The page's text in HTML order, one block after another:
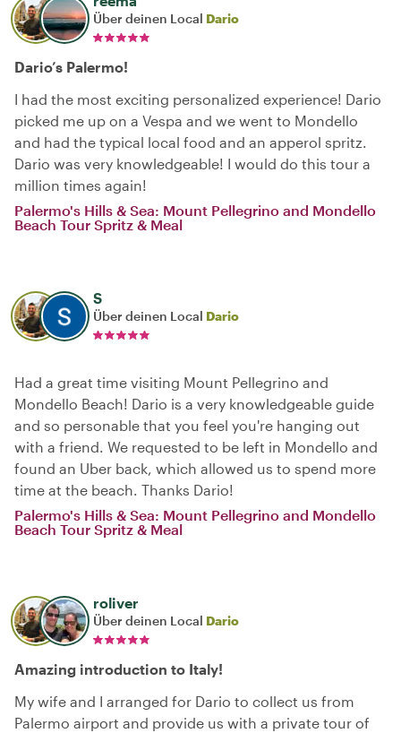
Über deinen Local Dario
Dario’s Palermo!
I had the most exciting personalized experience! Dario
picked me up on a Vespa and we went to Mondello
and had the typical local food and an apperol spritz.
Dario was very knowledgeable! I would do this tour a
million times again!
Palermo's Hills & Sea: Mount Pellegrino and Mondello
Beach Tour Spritz & Meal
S
Über deinen Local Dario
Had a great time visiting Mount Pellegrino and
Mondello Beach! Dario is a very knowledgeable guide
and so personable that you feel you're hanging out
with a friend. We requested to be left in Mondello and
found an Uber back, which allowed us to spend more
time at the beach. Thanks Dario!
Palermo's Hills & Sea: Mount Pellegrino and Mondello
Beach Tour Spritz & Meal
roliver
Über deinen Local Dario
Amazing introduction to Italy!
My wife and I arranged for Dario to collect us from
Palermo airport and provide us with a private tour of